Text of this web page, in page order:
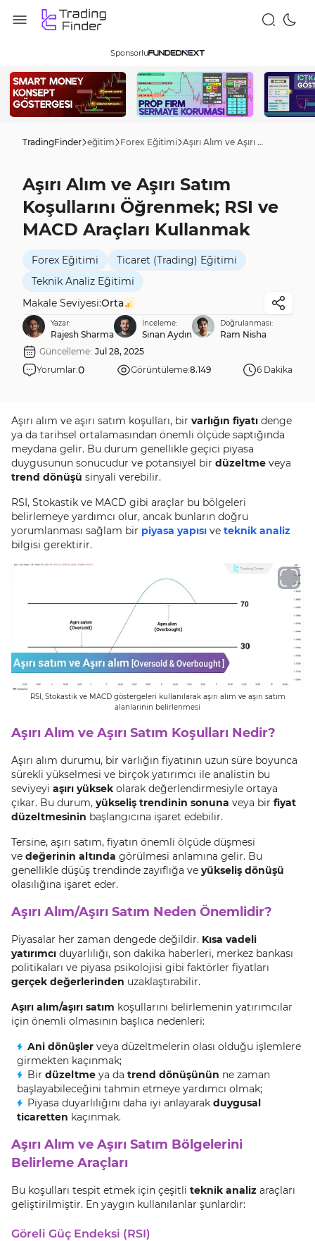
Sponsorlu
TradingFinder eğitim Forex Eğitimi Aşırı Alım ve Aşırı Satım Koşullarını Öğrenmek; RSI ve MACD Araçları Kullanmak
Aşırı Alım ve Aşırı Satım
Koşullarını Öğrenmek; RSI ve
MACD Araçları Kullanmak
Forex Eğitimi
Ticaret (Trading) Eğitimi
Teknik Analiz Eğitimi
Makale Seviyesi:Orta
Yazar:
Rajesh Sharma
İnceleme:
Sinan Aydın
Doğrulanması:
Ram Nisha
Güncelleme: Jul 28, 2025
Yorumlar:0 Görüntüleme:8.149 6 Dakika
Aşırı alım ve aşırı satım koşulları, bir varlığın fiyatı denge
ya da tarihsel ortalamasından önemli ölçüde saptığında
meydana gelir. Bu durum genellikle geçici piyasa
duygusunun sonucudur ve potansiyel bir düzeltme veya
trend dönüşü sinyali verebilir.
RSI, Stokastik ve MACD gibi araçlar bu bölgeleri
belirlemeye yardımcı olur, ancak bunların doğru
yorumlanması sağlam bir piyasa yapısı ve teknik analiz
bilgisi gerektirir.
RSI, Stokastik ve MACD göstergeleri kullanılarak aşırı alım ve aşırı satım
alanlarının belirlenmesi
Aşırı Alım ve Aşırı Satım Koşulları Nedir?
Aşırı alım durumu, bir varlığın fiyatının uzun süre boyunca
sürekli yükselmesi ve birçok yatırımcı ile analistin bu
seviyeyi aşırı yüksek olarak değerlendirmesiyle ortaya
çıkar. Bu durum, yükseliş trendinin sonuna veya bir fiyat
düzeltmesinin başlangıcına işaret edebilir.
Tersine, aşırı satım, fiyatın önemli ölçüde düşmesi
ve değerinin altında görülmesi anlamına gelir. Bu
genellikle düşüş trendinde zayıflığa ve yükseliş dönüşü
olasılığına işaret eder.
Aşırı Alım/Aşırı Satım Neden Önemlidir?
Piyasalar her zaman dengede değildir. Kısa vadeli
yatırımcı duyarlılığı, son dakika haberleri, merkez bankası
politikaları ve piyasa psikolojisi gibi faktörler fiyatları
gerçek değerlerinden uzaklaştırabilir.
Aşırı alım/aşırı satım koşullarını belirlemenin yatırımcılar
için önemli olmasının başlıca nedenleri:
Ani dönüşler veya düzeltmelerin olası olduğu işlemlere
girmekten kaçınmak;
Bir düzeltme ya da trend dönüşünün ne zaman
başlayabileceğini tahmin etmeye yardımcı olmak;
Piyasa duyarlılığını daha iyi anlayarak duygusal
ticaretten kaçınmak.
Aşırı Alım ve Aşırı Satım Bölgelerini
Belirleme Araçları
Bu koşulları tespit etmek için çeşitli teknik analiz araçları
geliştirilmiştir. En yaygın kullanılanlar şunlardır:
Göreli Güç Endeksi (RSI)